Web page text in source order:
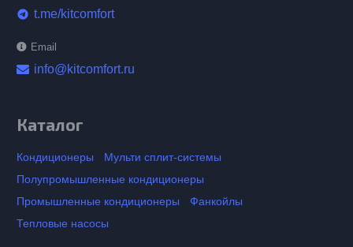
telegram t.me/kitcomfort
Email
info@kitcomfort.ru
Каталог
Кондиционеры
Мульти сплит-системы
Полупромышленные кондиционеры
Промышленные кондиционеры
Фанкойлы
Тепловые насосы